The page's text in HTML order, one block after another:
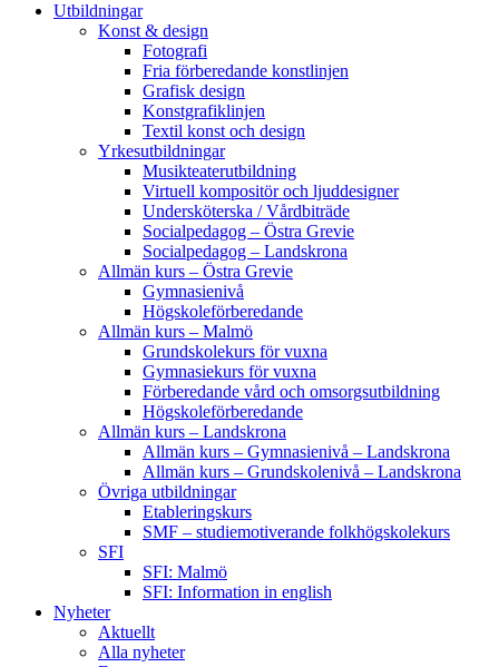
Utbildningar
Konst & design
Fotografi
Fria förberedande konstlinjen
Grafisk design
Konstgrafiklinjen
Textil konst och design
Yrkesutbildningar
Musikteaterutbildning
Virtuell kompositör och ljuddesigner
Undersköterska / Vårdbiträde
Socialpedagog – Östra Grevie
Socialpedagog – Landskrona
Allmän kurs – Östra Grevie
Gymnasienivå
Högskoleförberedande
Allmän kurs – Malmö
Grundskolekurs för vuxna
Gymnasiekurs för vuxna
Förberedande vård och omsorgsutbildning
Högskoleförberedande
Allmän kurs – Landskrona
Allmän kurs – Gymnasienivå – Landskrona
Allmän kurs – Grundskolenivå – Landskrona
Övriga utbildningar
Etableringskurs
SMF – studiemotiverande folkhögskolekurs
SFI
SFI: Malmö
SFI: Information in english
Nyheter
Aktuellt
Alla nyheter